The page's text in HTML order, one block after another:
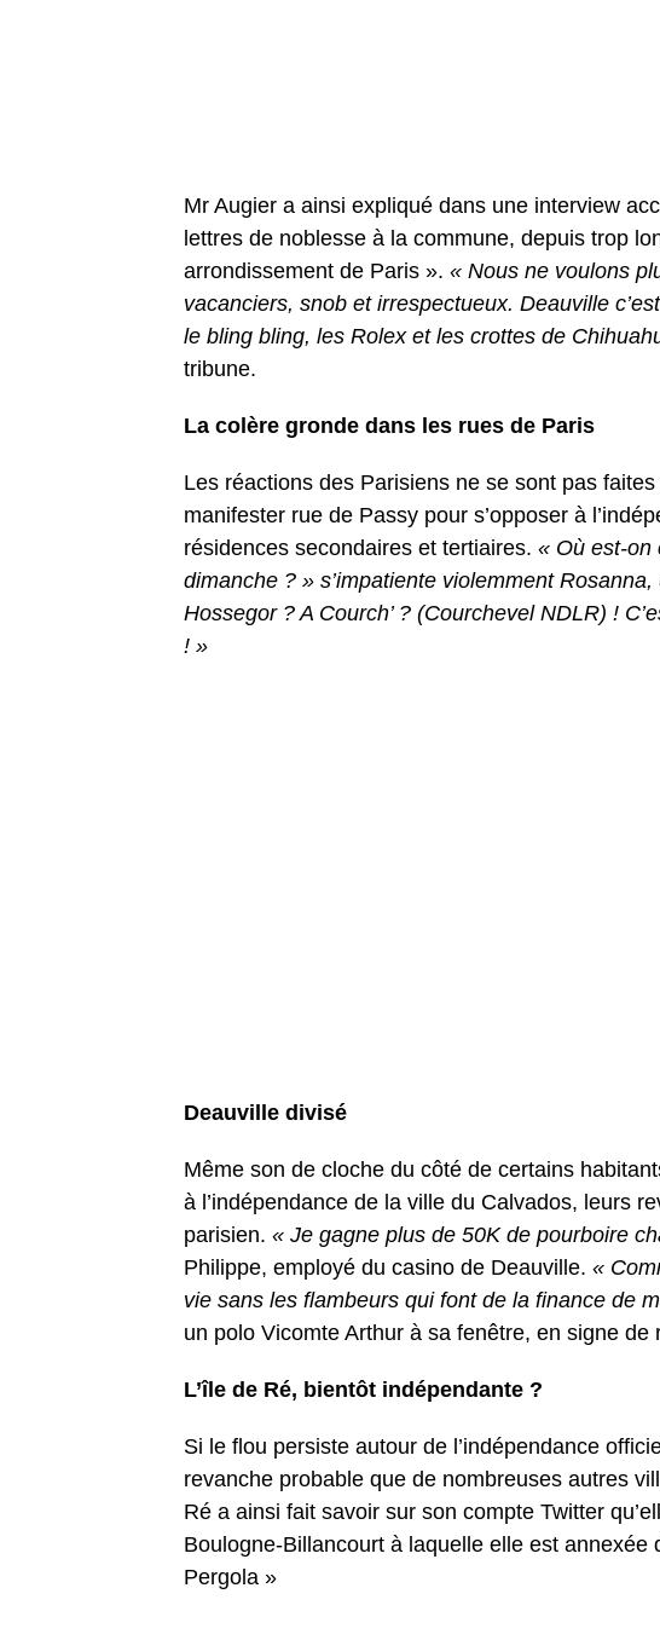
Mr Augier a ainsi expliqué dans une interview
lettres de noblesse à la commune, depuis trop
arrondissement de Paris ». « Nous ne voulons
vacanciers, snob et irrespectueux. Deauville
le bling bling, les Rolex et les crottes de
tribune.
La colère gronde dans les rues de Paris
Les réactions des Parisiens ne se sont pas
manifester rue de Passy pour s’opposer à
résidences secondaires et tertiaires. « Où est-on
dimanche ? » s’impatiente violemment
Hossegor ? A Courch’ ? (Courchevel NDLR) !
! »
Deauville divisé
Même son de cloche du côté de certains
à l’indépendance de la ville du Calvados, leurs
parisien. « Je gagne plus de 50K de pourboire
Philippe, employé du casino de Deauville. «
vie sans les flambeurs qui font de la finance de
un polo Vicomte Arthur à sa fenêtre, en signe de
L’île de Ré, bientôt indépendante ?
Si le flou persiste autour de l’indépendance
revanche probable que de nombreuses autres
Ré a ainsi fait savoir sur son compte Twitter
Boulogne-Billancourt à laquelle elle est annexée
Pergola »